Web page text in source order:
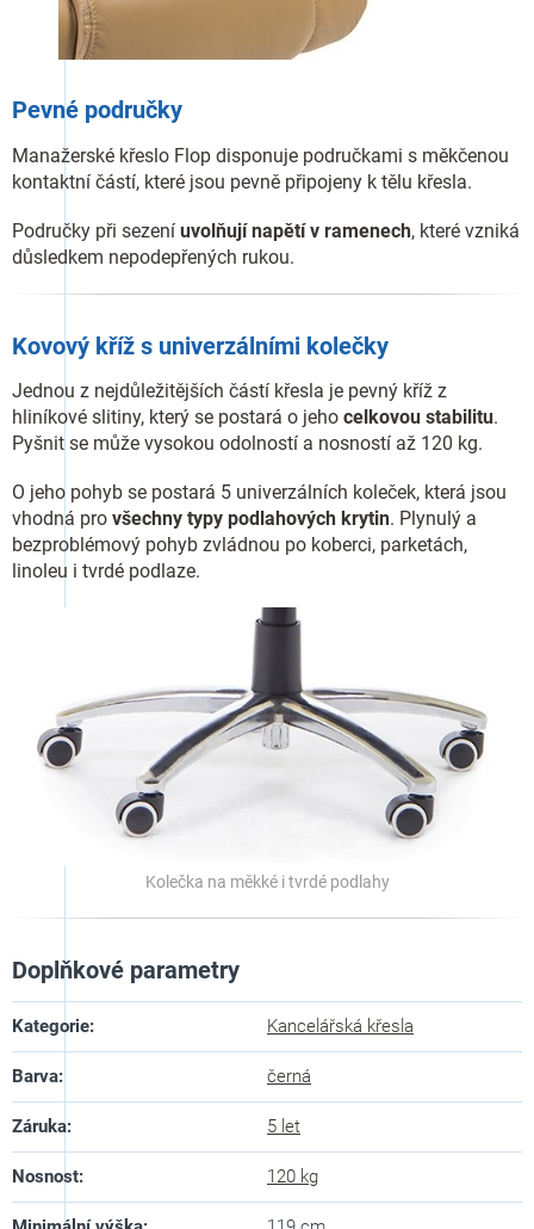
Pevné područky
Manažerské křeslo Flop disponuje područkami s měkčenou
kontaktní částí, které jsou pevně připojeny k tělu křesla.
Područky při sezení uvolňují napětí v ramenech, které vzniká
důsledkem nepodepřených rukou.
Kovový kříž s univerzálními kolečky
Jednou z nejdůležitějších částí křesla je pevný kříž z
hliníkové slitiny, který se postará o jeho celkovou stabilitu.
Pyšnit se může vysokou odolností a nosností až 120 kg.
O jeho pohyb se postará 5 univerzálních koleček, která jsou
vhodná pro všechny typy podlahových krytin. Plynulý a
bezproblémový pohyb zvládnou po koberci, parketách,
linoleu i tvrdé podlaze.
Kolečka na měkké i tvrdé podlahy
Doplňkové parametry
Kategorie: Kancelářská křesla
Barva: černá
Záruka: 5 let
Nosnost: 120 kg